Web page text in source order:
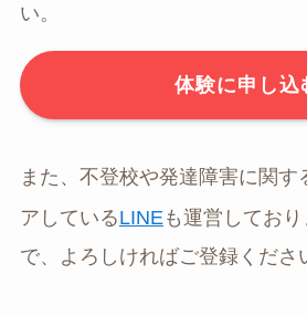
い。
体験に申し込
また、不登校や発達障害に関す
アしているLINE も運営しており
で、よろしければご登録くださ